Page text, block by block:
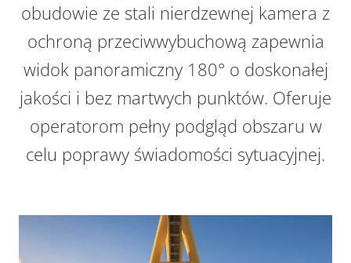
obudowie ze stali nierdzewnej kamera z
ochroną przeciwwybuchową zapewnia
widok panoramiczny 180° o doskonałej
jakości i bez martwych punktów. Oferuje
operatorom pełny podgląd obszaru w
celu poprawy świadomości sytuacyjnej.